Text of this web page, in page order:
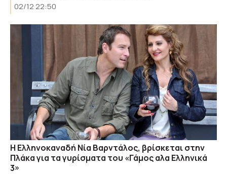
02/12 22:50
H Ελληνοκαναδή Νία Βαρντάλος, βρίσκεται στην
Πλάκα για τα γυρίσματα του «Γάμος αλα Ελληνικά
3»